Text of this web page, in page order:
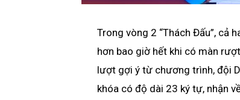
Trong vòng 2 “Thách Đấu”, cả
hơn bao giờ hết khi có màn
lượt gợi ý từ chương trình, đội
khóa có độ dài 23 ký tự, nhận